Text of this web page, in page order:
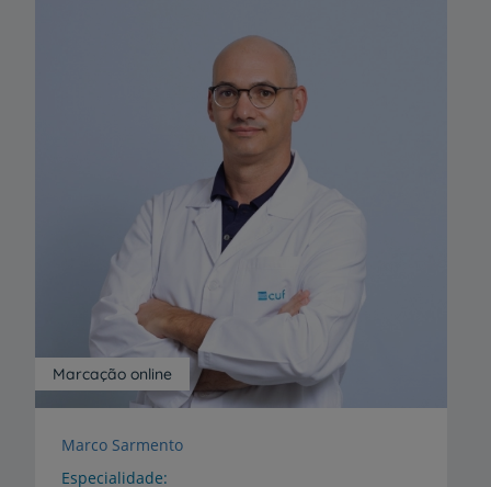
Marcação online
Marco Sarmento
Especialidade